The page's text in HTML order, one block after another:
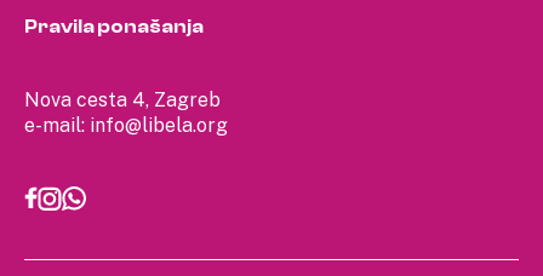
Nova cesta 4, Zagreb
e-mail: info@libela.org
Pravila ponašanja